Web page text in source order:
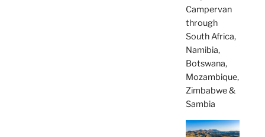
Campervan
through
South Africa,
Namibia,
Botswana,
Mozambique,
Zimbabwe &
Sambia